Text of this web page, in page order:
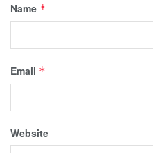
Name *
Email *
Website